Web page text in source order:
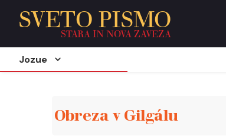
SVETO PISMO
STARA IN NOVA ZAVEZA
Jozue
Obreza v Gilgálu